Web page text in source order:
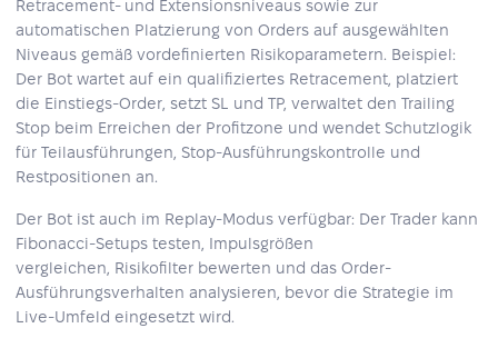
Retracement- und Extensionsniveaus sowie zur
automatischen Platzierung von Orders auf ausgewählten
Niveaus gemäß vordefinierten Risikoparametern. Beispiel:
Der Bot wartet auf ein qualifiziertes Retracement, platziert
die Einstiegs-Order, setzt SL und TP, verwaltet den Trailing
Stop beim Erreichen der Profitzone und wendet Schutzlogik
für Teilausführungen, Stop-Ausführungskontrolle und
Restpositionen an.
Der Bot ist auch im Replay-Modus verfügbar: Der Trader kann
Fibonacci-Setups testen, Impulsgrößen
vergleichen, Risikofilter bewerten und das Order-
Ausführungsverhalten analysieren, bevor die Strategie im
Live-Umfeld eingesetzt wird.